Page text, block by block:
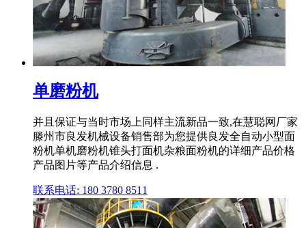
单磨粉机
并且保证与当时市场上同样主流新品一致,在慧聪网厂家
滕州市良发机械设备销售部为您提供良发全自动小型面
粉机单机磨粉机锥头打面机杂粮面粉机的详细产品价格
产品图片等产品介绍信息 .
联系电话: 180 3780 8511